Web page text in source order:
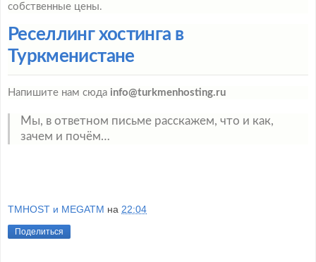
собственные цены.
Реселлинг хостинга в
Туркменистане
Напишите нам сюда info@turkmenhosting.ru
Мы, в ответном письме расскажем, что и как,
зачем и почём…
TMHOST и MEGATM на 22:04
Поделиться